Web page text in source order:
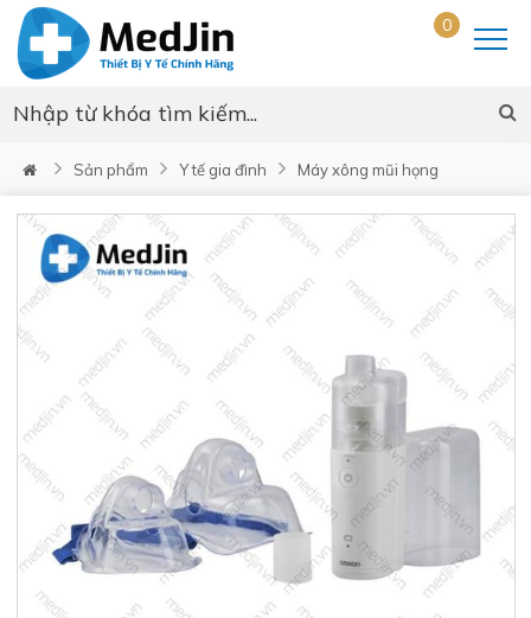
0
Sản phẩm Y tế gia đình Máy xông mũi họng